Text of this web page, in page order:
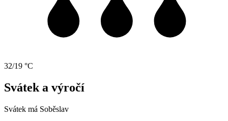
32/19 °C
Svátek a výročí
Svátek má Soběslav